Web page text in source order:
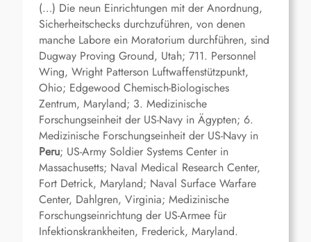
(…) Die neun Einrichtungen mit der Anordnung,
Sicherheitschecks durchzuführen, von denen
manche Labore ein Moratorium durchführen, sind
Dugway Proving Ground, Utah; 711. Personnel
Wing, Wright Patterson Luftwaffenstützpunkt,
Ohio; Edgewood Chemisch-Biologisches
Zentrum, Maryland; 3. Medizinische
Forschungseinheit der US-Navy in Ägypten; 6.
Medizinische Forschungseinheit der US-Navy in
Peru; US-Army Soldier Systems Center in
Massachusetts; Naval Medical Research Center,
Fort Detrick, Maryland; Naval Surface Warfare
Center, Dahlgren, Virginia; Medizinische
Forschungseinrichtung der US-Armee für
Infektionskrankheiten, Frederick, Maryland.